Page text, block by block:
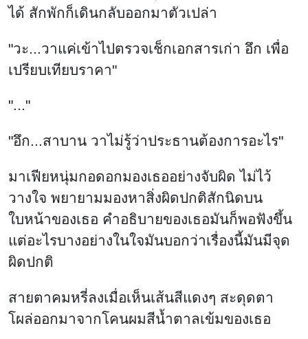
ได้ สักพักก็เดินกลับออกมาตัวเปล่า
"วะ...วาแค่เข้าไปตรวจเช็กเอกสารเก่า อึก เพื่อ
เปรียบเทียบราคา"
"..."
"อึก...สาบาน วาไม่รู้ว่าประธานต้องการอะไร"
มาเฟียหนุ่มกอดอกมองเธออย่างจับผิด ไม่ไว้
วางใจ พยายามมองหาสิ่งผิดปกติสักนิดบน
ใบหน้าของเธอ คำอธิบายของเธอมันก็พอฟังขึ้น
แต่อะไรบางอย่างในใจมันบอกว่าเรื่องนี้มันมีจุด
ผิดปกติ
สายตาคมหรี่ลงเมื่อเห็นเส้นสีแดงๆ สะดุดตา
โผล่ออกมาจากโคนผมสีน้ำตาลเข้มของเธอ